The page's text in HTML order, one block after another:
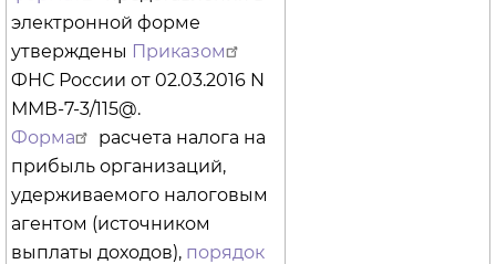
электронной форме
утверждены Приказом
ФНС России от 02.03.2016 N
ММВ-7-3/115@.
Форма
расчета налога на
прибыль организаций,
удерживаемого налоговым
агентом (источником
выплаты доходов), порядок